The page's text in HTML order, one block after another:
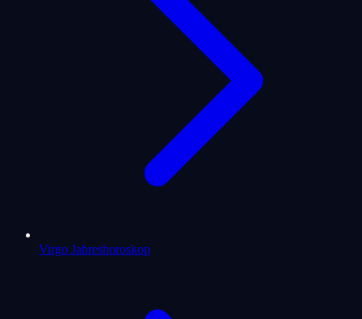
Virgo Jahreshoroskop